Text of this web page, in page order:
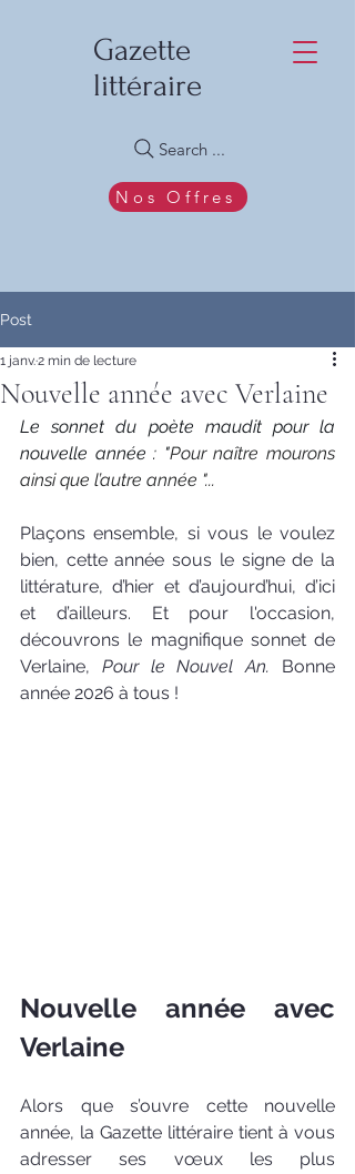
Gazette
littéraire
Search ...
Nos Offres
Post
Nouvelle année avec Verlaine
1 janv.2 min de lecture
Le sonnet du poète maudit pour la
nouvelle année : "Pour naître mourons
ainsi que l’autre année "...
Plaçons ensemble, si vous le voulez
bien, cette année sous le signe de la
littérature, d’hier et d’aujourd’hui, d’ici
et d’ailleurs. Et pour l'occasion,
découvrons le magnifique sonnet de
Verlaine, Pour le Nouvel An. Bonne
année 2026 à tous !
Nouvelle année avec
Verlaine
Alors que s’ouvre cette nouvelle
année, la Gazette littéraire tient à vous
adresser ses vœux les plus